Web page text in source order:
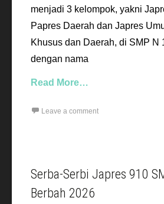
menjadi 3 kelompok, yakni
Papres Daerah dan Japres
Khusus dan Daerah, di SMP N
dengan nama
Read More…
Leave a comment
Serba-Serbi Japres 910
Berbah 2026